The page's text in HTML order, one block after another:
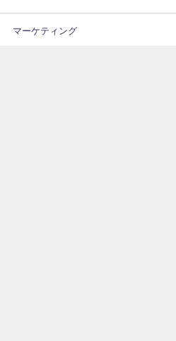
マーケティング